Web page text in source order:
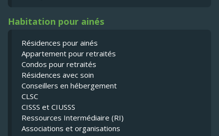
Habitation pour ainés
Résidences pour ainés
Appartement pour retraités
Condos pour retraités
Résidences avec soin
Conseillers en hébergement
CLSC
CISSS et CIUSSS
Ressources Intermédiaire (RI)
Associations et organisations